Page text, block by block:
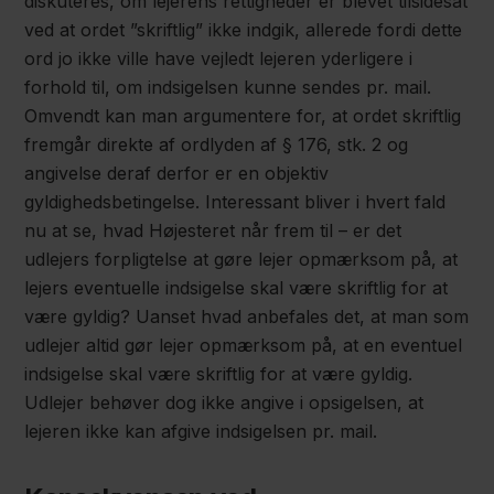
ved at ordet ”skriftlig” ikke indgik, allerede fordi dette
ord jo ikke ville have vejledt lejeren yderligere i
forhold til, om indsigelsen kunne sendes pr. mail.
Omvendt kan man argumentere for, at ordet skriftlig
fremgår direkte af ordlyden af § 176, stk. 2 og
angivelse deraf derfor er en objektiv
gyldighedsbetingelse. Interessant bliver i hvert fald
nu at se, hvad Højesteret når frem til – er det
udlejers forpligtelse at gøre lejer opmærksom på, at
lejers eventuelle indsigelse skal være skriftlig for at
være gyldig? Uanset hvad anbefales det, at man som
udlejer altid gør lejer opmærksom på, at en eventuel
indsigelse skal være skriftlig for at være gyldig.
Udlejer behøver dog ikke angive i opsigelsen, at
lejeren ikke kan afgive indsigelsen pr. mail.